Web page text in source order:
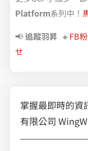
Platform系列中！
📢追蹤羽昇 🔸 FB
せ
掌握最即時的資
有限公司